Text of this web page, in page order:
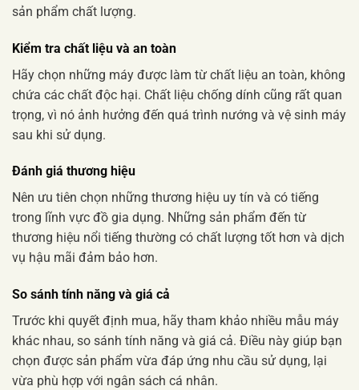
sản phẩm chất lượng.
Kiểm tra chất liệu và an toàn
Hãy chọn những máy được làm từ chất liệu an toàn, không
chứa các chất độc hại. Chất liệu chống dính cũng rất quan
trọng, vì nó ảnh hưởng đến quá trình nướng và vệ sinh máy
sau khi sử dụng.
Đánh giá thương hiệu
Nên ưu tiên chọn những thương hiệu uy tín và có tiếng
trong lĩnh vực đồ gia dụng. Những sản phẩm đến từ
thương hiệu nổi tiếng thường có chất lượng tốt hơn và dịch
vụ hậu mãi đảm bảo hơn.
So sánh tính năng và giá cả
Trước khi quyết định mua, hãy tham khảo nhiều mẫu máy
khác nhau, so sánh tính năng và giá cả. Điều này giúp bạn
chọn được sản phẩm vừa đáp ứng nhu cầu sử dụng, lại
vừa phù hợp với ngân sách cá nhân.